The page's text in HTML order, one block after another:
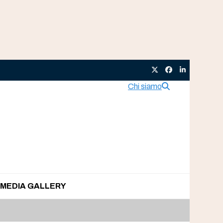
TwitterFacebook
LinkedIn
Chi siamo
MEDIA GALLERY